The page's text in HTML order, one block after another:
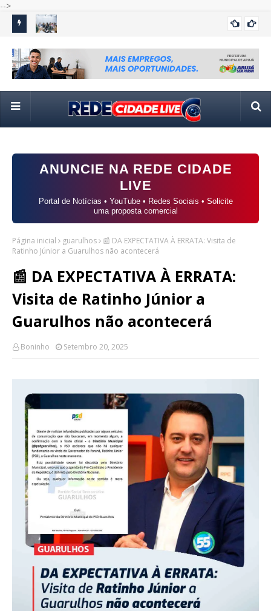
-->
vagas em 14 funções e oportunidades para jovem aprendiz
ITAQUA
ANUNCIE NA REDE CIDADE
LIVE
Portal de Notícias • YouTube • Redes Sociais • Solicite
uma proposta comercial
Página inicial guarulhos
📰 DA EXPECTATIVA À ERRATA: Visita de
Ratinho Júnior a Guarulhos não acontecerá
📰 DA EXPECTATIVA À ERRATA:
Visita de Ratinho Júnior a
Guarulhos não acontecerá
Boninho Setembro 20, 2025